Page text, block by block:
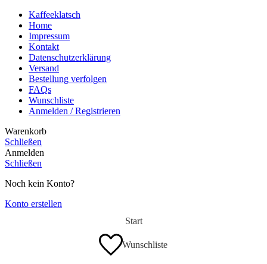
Kaffeeklatsch
Home
Impressum
Kontakt
Datenschutzerklärung
Versand
Bestellung verfolgen
FAQs
Wunschliste
Anmelden / Registrieren
Warenkorb
Schließen
Anmelden
Schließen
Noch kein Konto?
Konto erstellen
Start
Wunschliste